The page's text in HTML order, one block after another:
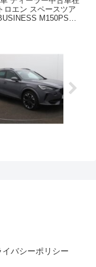
ロエン スペースツア
イバシーポリシー